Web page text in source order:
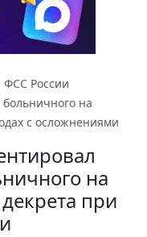
ФСС России
на
с осложнениями
на
при